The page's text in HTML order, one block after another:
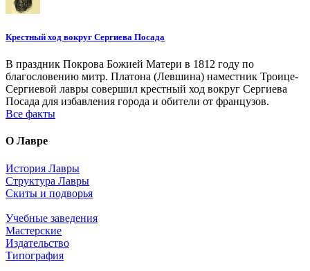
Крестный ход вокруг Сергиева Посада
В праздник Покрова Божией Матери в 1812 году по
благословению митр. Платона (Левшина) наместник Троице-
Сергиевой лавры совершил крестный ход вокруг Сергиева
Посада для избавления города и обители от французов.
Все факты
О Лавре
История Лавры
Структура Лавры
Скиты и подворья
Учебные заведения
Мастерские
Издательство
Типография